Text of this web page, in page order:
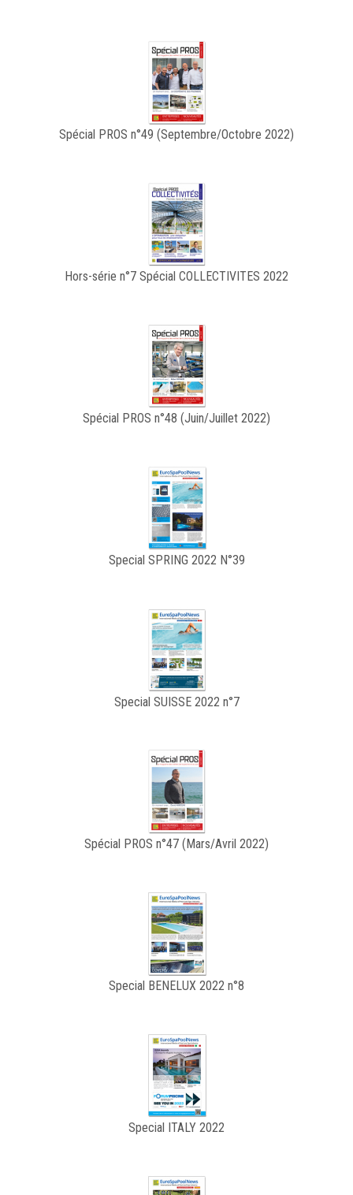
Spécial PROS n°49 (Septembre/Octobre 2022)
Hors-série n°7 Spécial COLLECTIVITES 2022
Spécial PROS n°48 (Juin/Juillet 2022)
Special SPRING 2022 N°39
Special SUISSE 2022 n°7
Spécial PROS n°47 (Mars/Avril 2022)
Special BENELUX 2022 n°8
Special ITALY 2022